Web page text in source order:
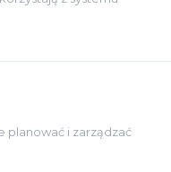
planować i zarządzać